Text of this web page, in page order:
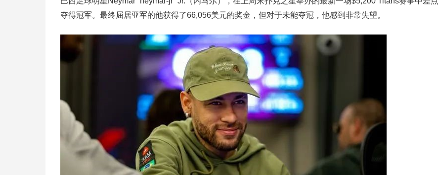
夺得冠军。最终屈居亚军的他获得了66,056美元的奖金，但对于未能夺冠，他感到非常失望。